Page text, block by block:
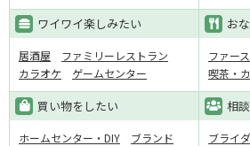
ワイワイ楽しみたい
居酒屋
ファミリーレストラン
カラオケ
ゲームセンター
お
ファー
喫茶・
買い物をしたい
ホームセンター・DIY
ブランド
相
ブライ